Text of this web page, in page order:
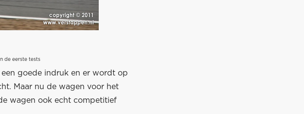
de eerste tests
goede indruk en er wordt op
Maar nu de wagen voor het
wagen ook echt competitief